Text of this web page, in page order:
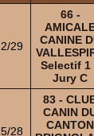
2/29
66 -
CANINE
Selectif 1
Jury C
5/28
83 -
CANIN
CANTON